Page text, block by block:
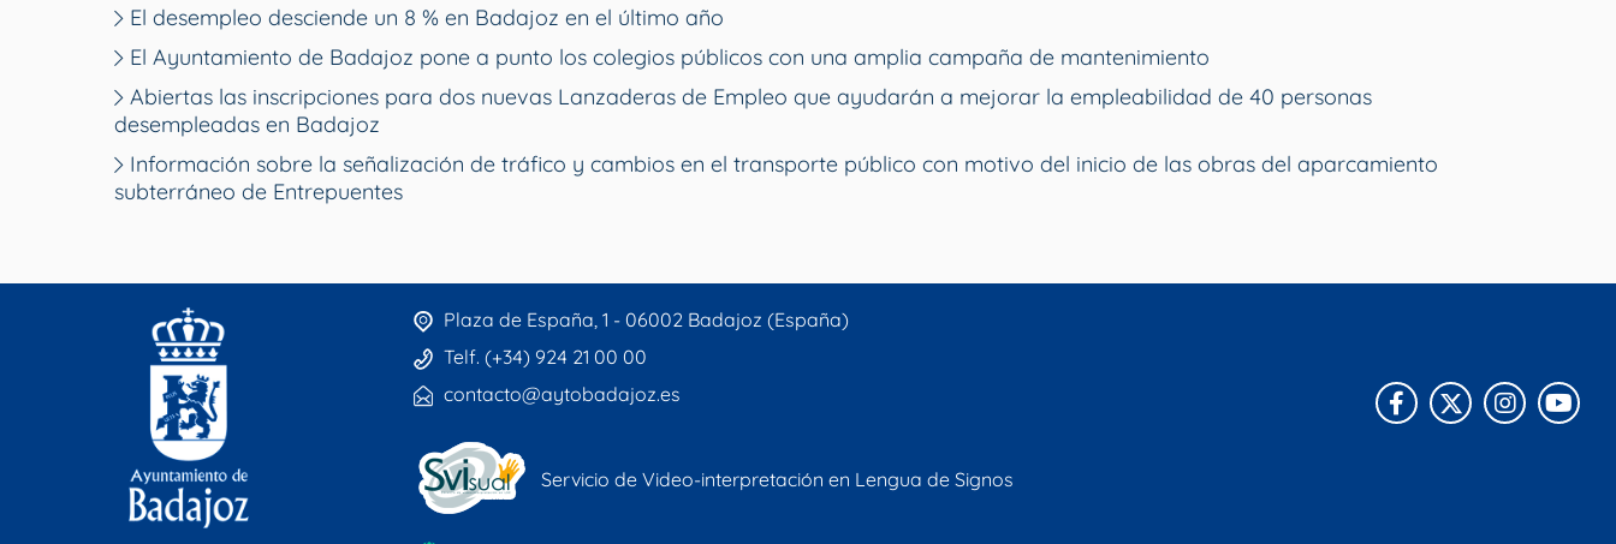
El desempleo desciende un 8 % en Badajoz en el último año
El Ayuntamiento de Badajoz pone a punto los colegios públicos con una amplia campaña de mantenimiento
Abiertas las inscripciones para dos nuevas Lanzaderas de Empleo que ayudarán a mejorar la empleabilidad de 40 personas
desempleadas en Badajoz
Información sobre la señalización de tráfico y cambios en el transporte público con motivo del inicio de las obras del aparcamiento
subterráneo de Entrepuentes
Plaza de España, 1 - 06002 Badajoz (España)
Telf. (+34) 924 21 00 00
contacto@aytobadajoz.es
Facebook
X
Servicio de Video-interpretación en Lengua de Signos